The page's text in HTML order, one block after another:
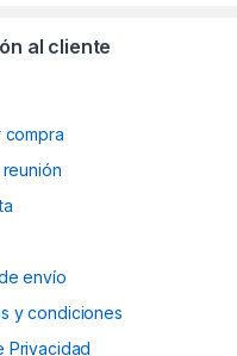
al cliente
compra
envío
y condiciones
Privacidad